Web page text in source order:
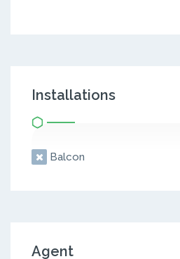
Installations
Balcon
Agent